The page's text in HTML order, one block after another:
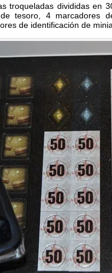
troqueladas divididas en
tesoro, 4 marcadores
de identificación de